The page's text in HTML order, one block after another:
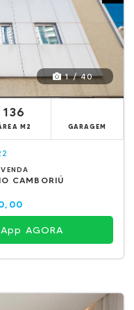
1 / 40
136
M2 GARAGEM
CAMBORIÚ
AGORA